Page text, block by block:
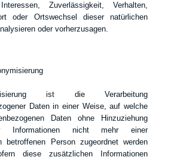
Zuverlässigkeit, Verhalten,
oder Ortswechsel dieser natürlichen
oder vorherzusagen.
ist die Verarbeitung
Daten in einer Weise, auf welche
Daten ohne Hinzuziehung
Informationen nicht mehr einer
betroffenen Person zugeordnet werden
diese zusätzlichen Informationen